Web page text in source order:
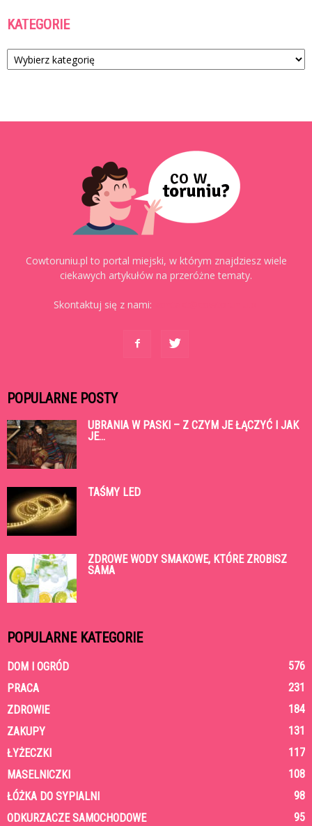
KATEGORIE
Kategorie
Cowtoruniu.pl to portal miejski, w którym znajdziesz wiele
ciekawych artykułów na przeróżne tematy.
Skontaktuj się z nami:
POPULARNE POSTY
UBRANIA W PASKI – Z CZYM JE ŁĄCZYĆ I JAK
JE...
TAŚMY LED
ZDROWE WODY SMAKOWE, KTÓRE ZROBISZ
SAMA
POPULARNE KATEGORIE
DOM I OGRÓD
576
PRACA
231
ZDROWIE
184
ZAKUPY
131
ŁYŻECZKI
117
MASELNICZKI
108
ŁÓŻKA DO SYPIALNI
98
ODKURZACZE SAMOCHODOWE
95